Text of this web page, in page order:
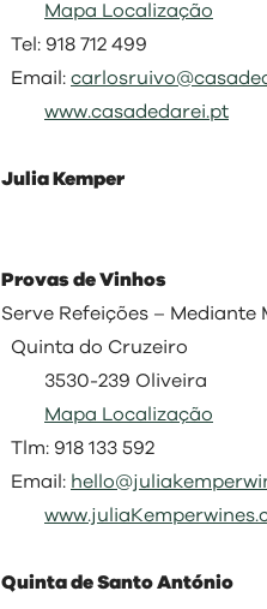
Mapa Localização
Tel: 918 712 499
Email:
www.casadedarei.pt
Julia Kemper
Provas de Vinhos
Serve Refeições – Mediante
Quinta do Cruzeiro
3530-239 Oliveira
Mapa Localização
Tlm: 918 133 592
Email:
Quinta de Santo António